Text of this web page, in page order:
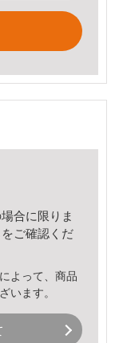
合に限りま
をご確認くだ
よって、商品
います。